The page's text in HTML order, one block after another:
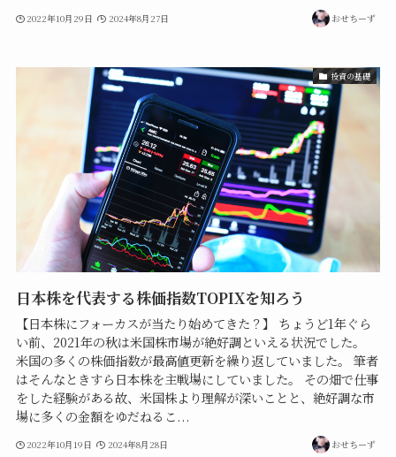
2022年10月29日 2024年8月27日 おせちーず
投資の基礎
日本株を代表する株価指数TOPIXを知ろう
【日本株にフォーカスが当たり始めてきた？】 ちょうど1年ぐら
い前、2021年の秋は米国株市場が絶好調といえる状況でした。
米国の多くの株価指数が最高値更新を繰り返していました。 筆者
はそんなときすら日本株を主戦場にしていました。 その畑で仕事
をした経験がある故、米国株より理解が深いことと、絶好調な市
場に多くの金額をゆだねるこ...
2022年10月19日 2024年8月28日 おせちーず